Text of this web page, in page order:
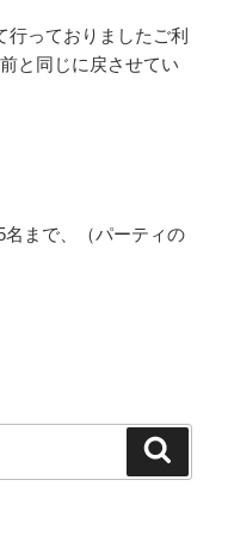
行っておりましたご利
と同じに戻させてい
まで、（パーティの